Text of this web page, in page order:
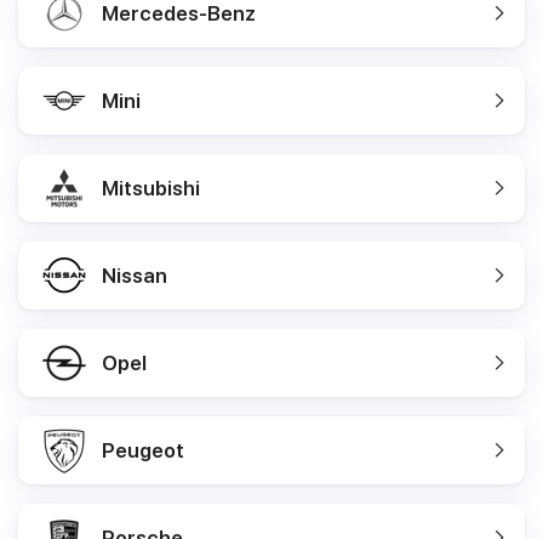
Mercedes-Benz
Mini
Mitsubishi
Nissan
Opel
Peugeot